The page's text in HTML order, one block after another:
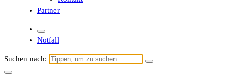
Partner
Notfall
Suchen nach: